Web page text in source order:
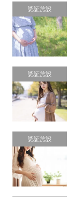
認証施設
認証施設
認証施設